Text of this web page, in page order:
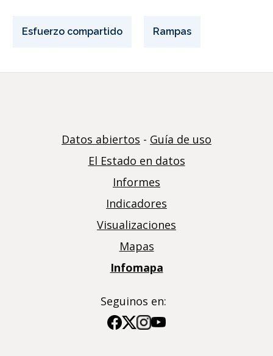
Esfuerzo compartido Rampas
Datos abiertos - Guía de uso
El Estado en datos
Informes
Indicadores
Visualizaciones
Mapas
Infomapa
Seguinos en:
Imagen
Imagen
Imagen
Imagen